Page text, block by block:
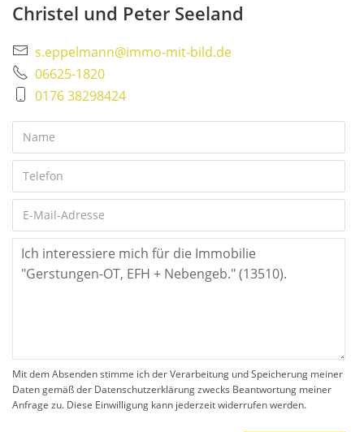
Christel und Peter Seeland
s.eppelmann@immo-mit-bild.de
06625-1820
0176 38298424
Mit dem Absenden stimme ich der Verarbeitung und Speicherung meiner
Daten gemäß der Datenschutzerklärung zwecks Beantwortung meiner
Anfrage zu. Diese Einwilligung kann jederzeit widerrufen werden.